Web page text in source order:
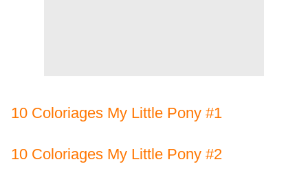
10 Coloriages My Little Pony #1
10 Coloriages My Little Pony #2